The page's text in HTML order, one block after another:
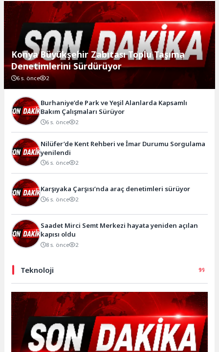
Konya Büyükşehir Zabıtası Toplu Taşıma
Denetimlerini Sürdürüyor
6 s. önce 2
Burhaniye’de Park ve Yeşil Alanlarda Kapsamlı
Bakım Çalışmaları Sürüyor
6 s. önce 2
Nilüfer’de Kent Rehberi ve İmar Durumu Sorgulama
yenilendi
6 s. önce 2
Karşıyaka Çarşısı’nda araç denetimleri sürüyor
6 s. önce 2
Saadet Mirci Semt Merkezi hayata yeniden açılan
kapısı oldu
8 s. önce 2
Teknoloji